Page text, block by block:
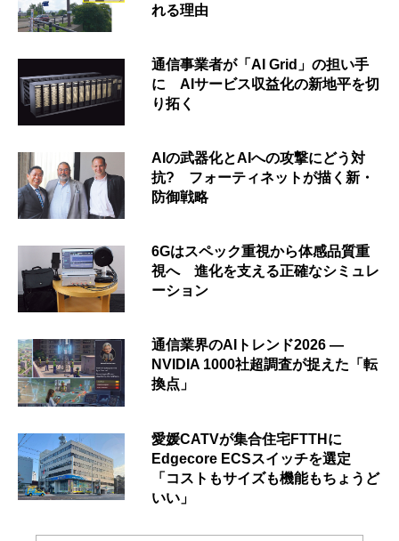
れる理由
通信事業者が「AI Grid」の担い手
に AIサービス収益化の新地平を切
り拓く
AIの武器化とAIへの攻撃にどう対
抗? フォーティネットが描く新・
防御戦略
6Gはスペック重視から体感品質重
視へ 進化を支える正確なシミュレ
ーション
通信業界のAIトレンド2026 ―
NVIDIA 1000社超調査が捉えた「転
換点」
愛媛CATVが集合住宅FTTHに
Edgecore ECSスイッチを選定
「コストもサイズも機能もちょうど
いい」